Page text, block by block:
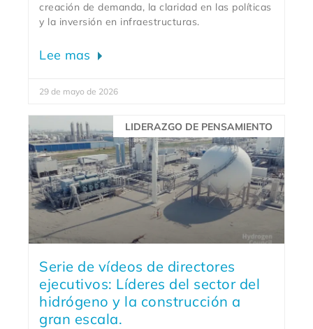
creación de demanda, la claridad en las políticas
y la inversión en infraestructuras.
Lee mas
29 de mayo de 2026
LIDERAZGO DE PENSAMIENTO
Serie de vídeos de directores
ejecutivos: Líderes del sector del
hidrógeno y la construcción a
gran escala.